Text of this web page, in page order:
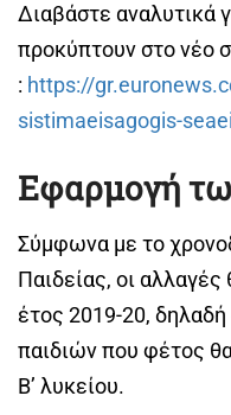
Διαβάστε αναλυτικά
προκύπτουν στο νέο
: https://
sistimaeisagogis-
Εφαρμογή
Σύμφωνα με το
Παιδείας, οι
έτος 2019-20,
παιδιών που φέτος
Β’ λυκείου.